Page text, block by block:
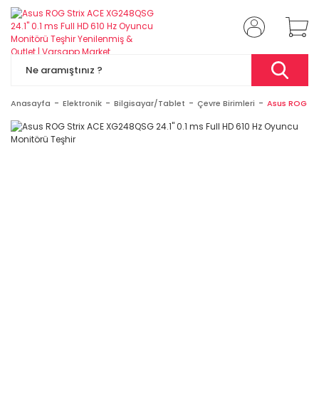
Anasayfa Elektronik Bilgisayar/Tablet Çevre Birimleri Asus ROG